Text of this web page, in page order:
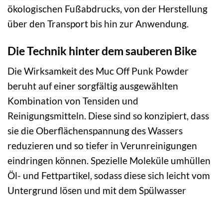
ökologischen Fußabdrucks, von der Herstellung
über den Transport bis hin zur Anwendung.
Die Technik hinter dem sauberen Bike
Die Wirksamkeit des Muc Off Punk Powder
beruht auf einer sorgfältig ausgewählten
Kombination von Tensiden und
Reinigungsmitteln. Diese sind so konzipiert, dass
sie die Oberflächenspannung des Wassers
reduzieren und so tiefer in Verunreinigungen
eindringen können. Spezielle Moleküle umhüllen
Öl- und Fettpartikel, sodass diese sich leicht vom
Untergrund lösen und mit dem Spülwasser